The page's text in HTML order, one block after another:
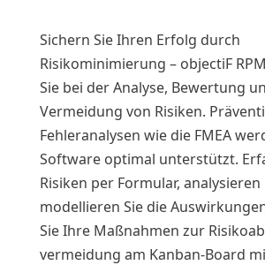
Sichern Sie Ihren Erfolg durch
Risikominimierung – objectiF
Sie bei der Analyse, Bewertung
Vermeidung von Risiken.
Fehleranalysen wie die FMEA
Software optimal unterstützt.
Risiken per Formular, analysieren
modellieren Sie die
Sie Ihre Maßnahmen zur
vermeidung am Kanban-Board